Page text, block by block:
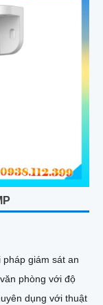
pháp giám sát an
phòng với độ
dụng với thuật